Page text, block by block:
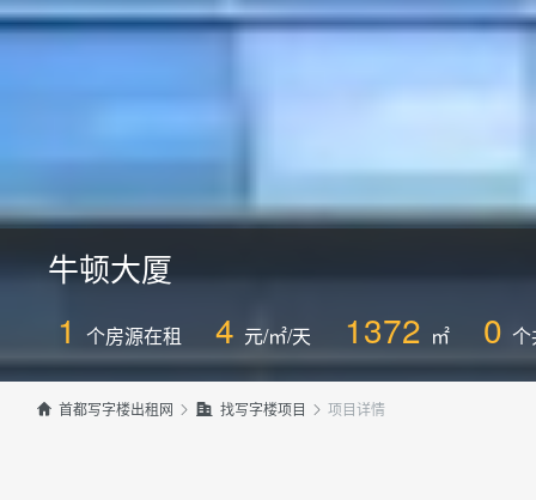
牛顿大厦
1 个房源在租 4 元/㎡/天 1372 ㎡ 0 个
 首都写字楼出租网   找写字楼项目  项目详情